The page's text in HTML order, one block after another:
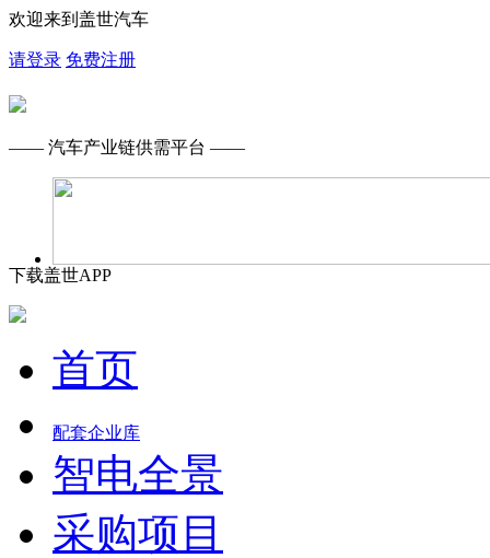
欢迎来到盖世汽车
请登录 免费注册
—— 汽车产业链供需平台 ——
下载盖世APP
首页
配套企业库
智电全景
采购项目